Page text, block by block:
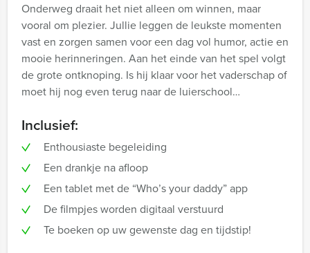
Onderweg draait het niet alleen om winnen, maar
vooral om plezier. Jullie leggen de leukste momenten
vast en zorgen samen voor een dag vol humor, actie en
mooie herinneringen. Aan het einde van het spel volgt
de grote ontknoping. Is hij klaar voor het vaderschap of
moet hij nog even terug naar de luierschool…
Inclusief:
Enthousiaste begeleiding
Een drankje na afloop
Een tablet met de “Who’s your daddy” app
De filmpjes worden digitaal verstuurd
Te boeken op uw gewenste dag en tijdstip!